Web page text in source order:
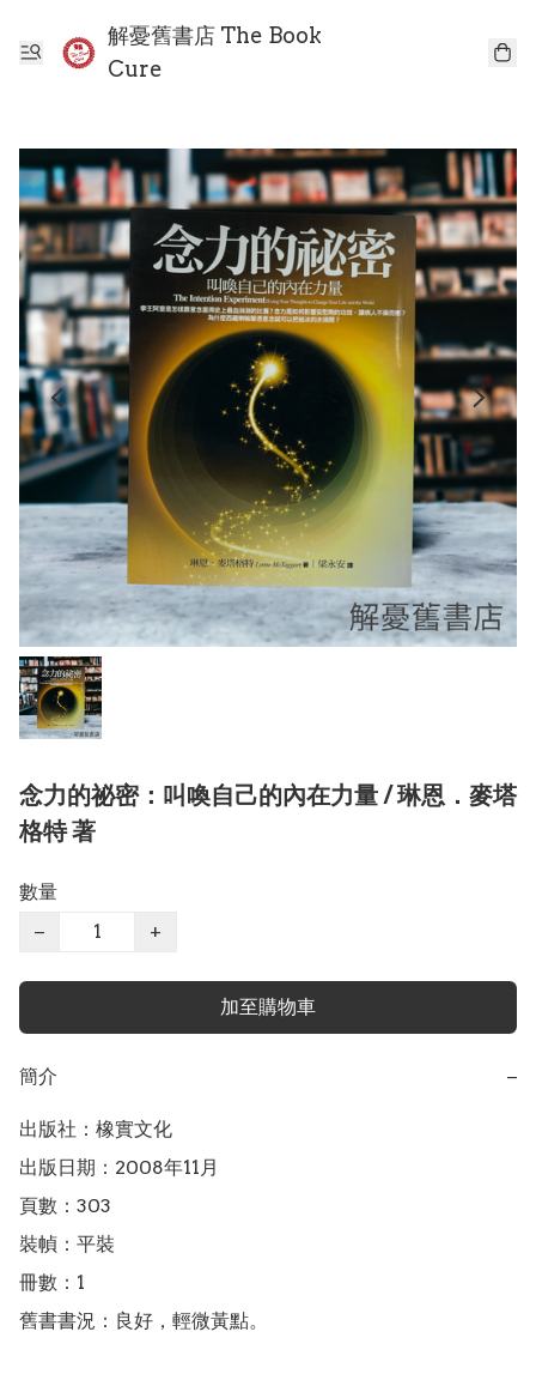
解憂舊書店 The Book
Cure
念力的祕密：叫喚自己的內在力量 / 琳恩．麥塔
格特 著
數量
−
+
加至購物車
簡介 −
出版社：橡實文化
出版日期：2008年11月
頁數：303
裝幀：平裝
冊數：1
舊書書況：良好，輕微黃點。